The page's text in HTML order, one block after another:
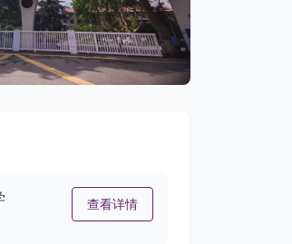
查看详情